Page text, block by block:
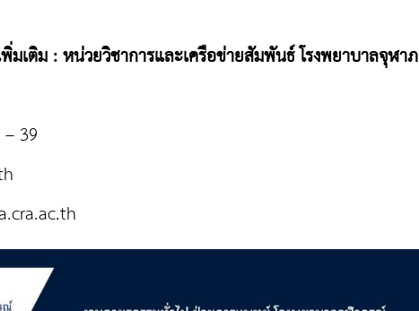
มเติม : หน่วยวิชาการและเครือข่ายสัมพันธ์ โรงพยาบาลจุฬาภ
39